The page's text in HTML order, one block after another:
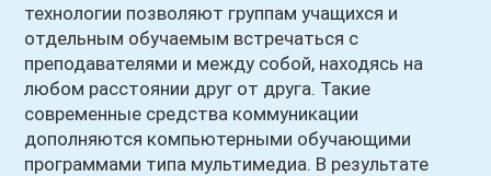
технологии позволяют группам учащихся и
отдельным обучаемым встречаться с
преподавателями и между собой, находясь на
любом расстоянии друг от друга. Такие
современные средства коммуникации
дополняются компьютерными обучающими
программами типа мультимедиа. В результате